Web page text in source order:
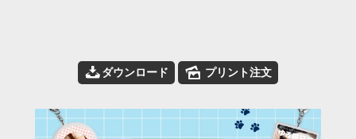
📥ダウンロード 🌄 プリント注文